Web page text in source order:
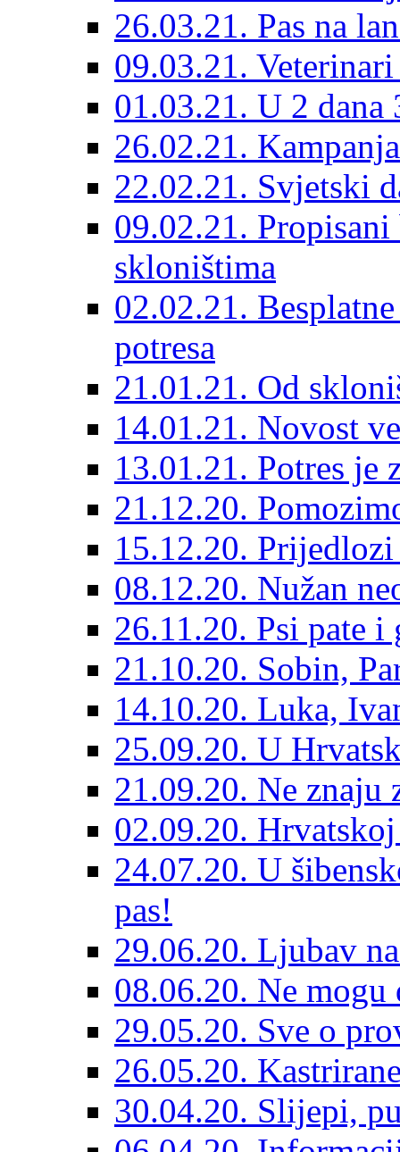
26.03.21. Pas na
09.03.21.
01.03.21. U 2
26.02.21.
22.02.21. Svjetski
09.02.21.
skloništima
02.02.21.
potresa
21.01.21. Od
14.01.21. Novost
13.01.21. Potres je
21.12.20.
15.12.20.
08.12.20. Nužan
26.11.20. Psi pate
21.10.20. Sobin,
14.10.20. Luka,
25.09.20. U
21.09.20. Ne znaju
02.09.20.
24.07.20. U
pas!
29.06.20. Ljubav
08.06.20. Ne
29.05.20. Sve o
26.05.20.
30.04.20. Slijepi,